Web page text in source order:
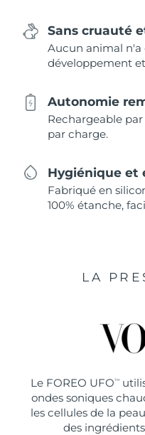
Sans cruauté
Aucun animal n'a
développement
Autonomie
Rechargeable
par charge.
Hygiénique et
Fabriqué en
100% étanche,
LA
Le FOREO UFO TM
ondes soniques
les cellules de la
des